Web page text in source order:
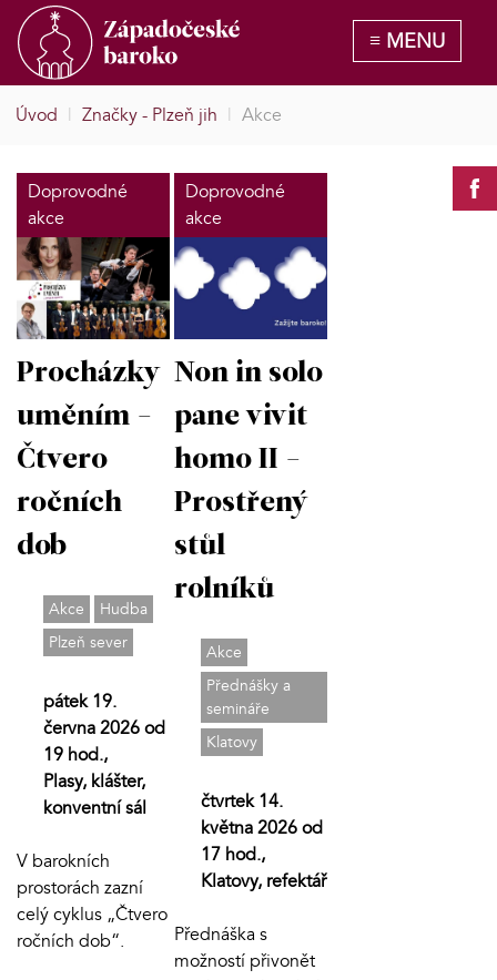
Úvod | Značky - Plzeň jih | Akce
Doprovodné
akce
Procházky
uměním -
Čtvero
ročních
dob
Akce
Hudba
Plzeň sever
pátek 19.
června 2026 od
19 hod.,
Plasy, klášter,
konventní sál
V barokních
prostorách zazní
celý cyklus „Čtvero
ročních dob“.
Doprovodné
akce
Non in solo
pane vivit
homo II -
Prostřený
stůl
rolníků
Akce
Přednášky a
semináře
Klatovy
čtvrtek 14.
května 2026 od
17 hod.,
Klatovy, refektář
Přednáška s
možností přivonět